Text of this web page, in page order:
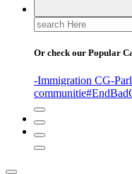
Or check our Popular
-Immigration CG-
communitie